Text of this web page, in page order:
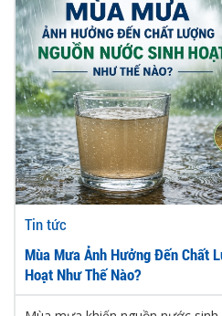
Tin tức
Mùa Mưa Ảnh Hưởng Đến Chất
Hoạt Như Thế Nào?